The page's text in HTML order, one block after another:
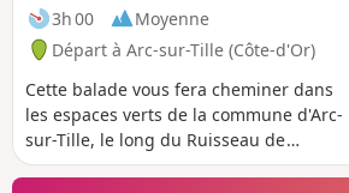
3h 00
Moyenne
Départ à Arc-sur-Tille (Côte-d'Or)
Cette balade vous fera cheminer dans
les espaces verts de la commune d'Arc-
sur-Tille, le long du Ruisseau de
Gourmerault, des étangs et dans la